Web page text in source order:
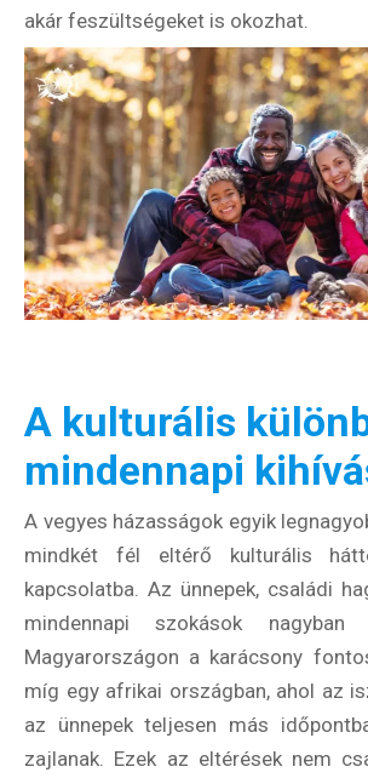
akár feszültségeket is okozhat.
A kulturális
mindennapi
A vegyes házasságok egyik
mindkét fél eltérő kulturális
kapcsolatba. Az ünnepek, családi
mindennapi szokások nagyban
Magyarországon a karácsony
míg egy afrikai országban, ahol az
az ünnepek teljesen más
zajlanak. Ezek az eltérések nem